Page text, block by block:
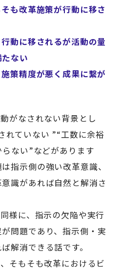
も改革施策が行動に移さ
動に移されるが活動の量
ない
策精度が悪く成果に繋が
がなされない背景とし
れていない ”“工数に余裕
ない”などがあります
指示側の強い改革意識、
識があれば自然と解消さ
様に、指示の欠陥や実行
問題であり、指示側・実
解消できる話です。
そもそも改革におけるビ